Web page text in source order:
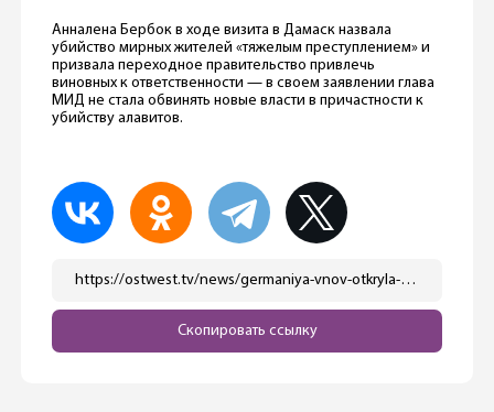
Анналена Бербок в ходе визита в Дамаск назвала
убийство мирных жителей «тяжелым преступлением» и
призвала переходное правительство привлечь
виновных к ответственности — в своем заявлении глава
МИД не стала обвинять новые власти в причастности к
убийству алавитов.
https://ostwest.tv/news/germaniya-vnov-otkryla-posolstvo-v-sirii/
Скопировать ссылку